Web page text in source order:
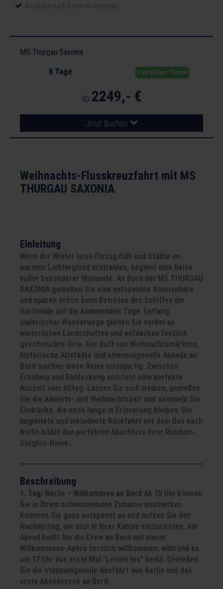
Rückfahrt nach Berlin im Reisebus
MS Thurgau Saxonia
8 Tage 1 möglicher Termin
ab 2249,- €
Jetzt Buchen
Weihnachts-Flusskreuzfahrt mit MS
THURGAU SAXONIA
Einleitung
Wenn der Winter leise Einzug hält und Städte im
warmen Lichterglanz erstrahlen, beginnt eine Reise
voller besonderer Momente. An Bord der MS THURGAU
SAXONIA genießen Sie eine entspannte Atmosphäre
und spüren schon beim Betreten des Schiffes die
Vorfreude auf die kommenden Tage. Entlang
malerischer Wasserwege gleiten Sie vorbei an
winterlichen Landschaften und entdecken festlich
geschmückte Orte. Der Duft von Weihnachtsmärkten,
historische Altstädte und stimmungsvolle Abende an
Bord machen diese Reise einzigartig. Zwischen
Erholung und Entdeckung entsteht eine perfekte
Auszeit vom Alltag. Lassen Sie sich treiben, genießen
Sie die Advents- und Weihnachtszeit und sammeln Sie
Eindrücke, die noch lange in Erinnerung bleiben. Die
begleitete und inkludierte Rückfahrt mit dem Bus nach
Berlin bildet den perfekten Abschluss Ihrer Rundum-
Sorglos-Reise.
Beschreibung
1. Tag: Berlin – Willkommen an Bord Ab 15 Uhr können
Sie in Ihrem schwimmenden Zuhause einchecken.
Kommen Sie ganz entspannt an und nutzen Sie den
Nachmittag, um sich in Ihrer Kabine einzurichten. Am
Abend heißt Sie die Crew an Bord mit einem
Willkommens-Apéro herzlich willkommen, während es
um 17 Uhr das erste Mal “Leinen los” heißt. Genießen
Sie die stimmungsvolle Ausfahrt aus Berlin und das
erste Abendessen an Bord.